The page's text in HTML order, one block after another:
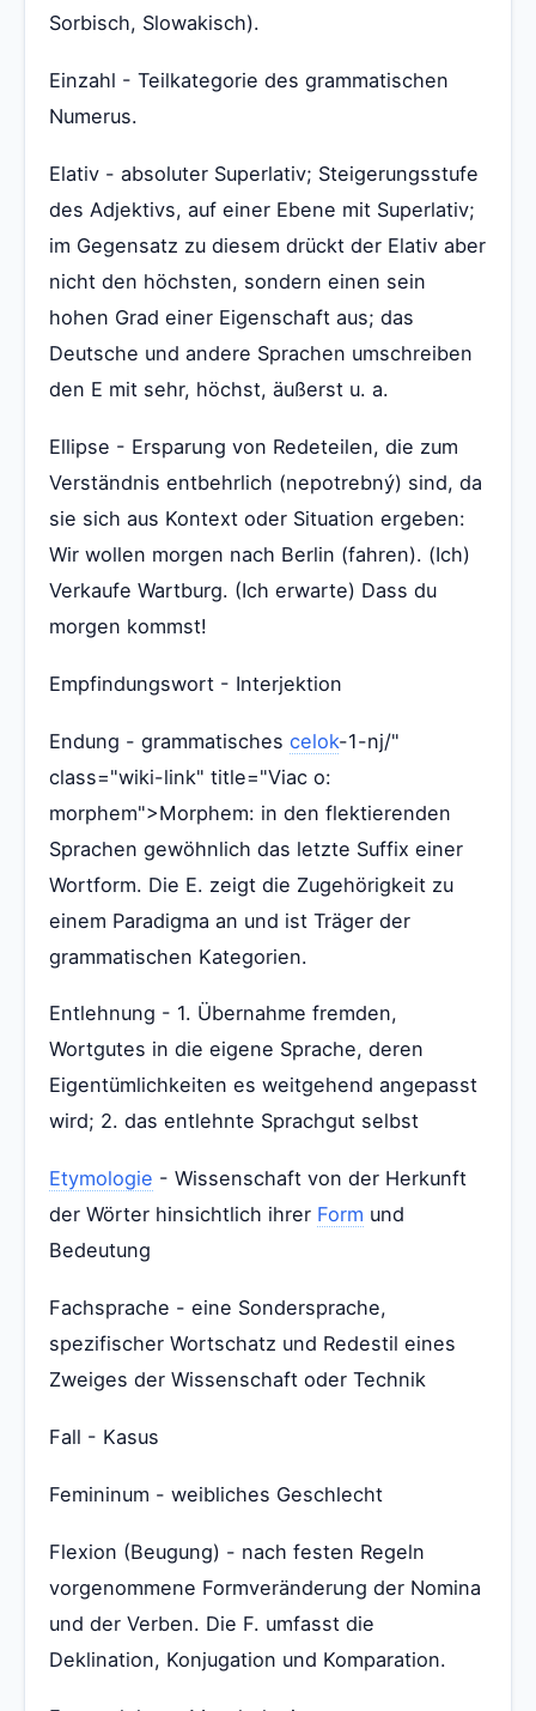
Sorbisch, Slowakisch).
Einzahl - Teilkategorie des grammatischen
Numerus.
Elativ - absoluter Superlativ; Steigerungsstufe
des Adjektivs, auf einer Ebene mit Superlativ;
im Gegensatz zu diesem drückt der Elativ aber
nicht den höchsten, sondern einen sein
hohen Grad einer Eigenschaft aus; das
Deutsche und andere Sprachen umschreiben
den E mit sehr, höchst, äußerst u. a.
Ellipse - Ersparung von Redeteilen, die zum
Verständnis entbehrlich (nepotrebný) sind, da
sie sich aus Kontext oder Situation ergeben:
Wir wollen morgen nach Berlin (fahren). (Ich)
Verkaufe Wartburg. (Ich erwarte) Dass du
morgen kommst!
Empfindungswort - Interjektion
Endung - grammatisches celok-1-nj/"
class="wiki-link" title="Viac o:
morphem">Morphem: in den flektierenden
Sprachen gewöhnlich das letzte Suffix einer
Wortform. Die E. zeigt die Zugehörigkeit zu
einem Paradigma an und ist Träger der
grammatischen Kategorien.
Entlehnung - 1. Übernahme fremden,
Wortgutes in die eigene Sprache, deren
Eigentümlichkeiten es weitgehend angepasst
wird; 2. das entlehnte Sprachgut selbst
Etymologie - Wissenschaft von der Herkunft
der Wörter hinsichtlich ihrer Form und
Bedeutung
Fachsprache - eine Sondersprache,
spezifischer Wortschatz und Redestil eines
Zweiges der Wissenschaft oder Technik
Fall - Kasus
Femininum - weibliches Geschlecht
Flexion (Beugung) - nach festen Regeln
vorgenommene Formveränderung der Nomina
und der Verben. Die F. umfasst die
Deklination, Konjugation und Komparation.